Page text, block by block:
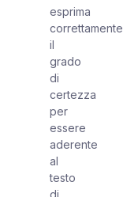
esprima
correttamente
il
grado
di
certezza
per
essere
aderente
al
testo
di